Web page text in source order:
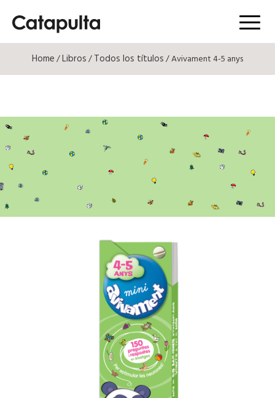
Menú
Home/Libros/Todos los títulos/ Avivament 4-5 anys